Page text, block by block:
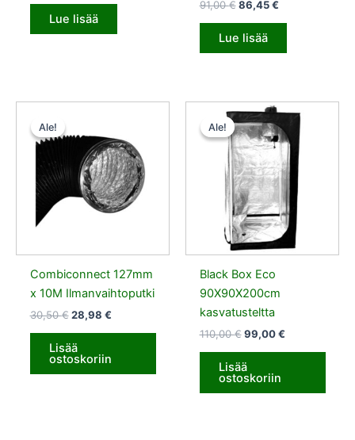
Lue lisää
91,00€ 86,45€
Lue lisää
Ale!
Ale!
Combiconnect 127mm
x 10M Ilmanvaihtoputki
30,50€
oli:
30,50 €.
28,98 €
28,98 €.
Lisää
ostoskoriin
Ale!
Ale!
Black Box Eco
90X90X200cm
kasvatusteltta
110,00€
Alkuperäinen
hinta
oli:
110,00 €.
99,00€
hinta
on:
99,00 €.
Lisää
ostoskoriin